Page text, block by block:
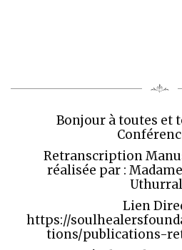
Bonjour à toutes et
Retranscription
réalisée par :
Lien
https://
tions/publications-